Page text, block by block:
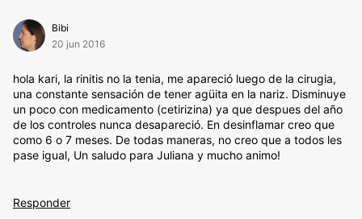
Bibi
20 jun 2016
hola kari, la rinitis no la tenia, me apareció luego de la cirugia,
una constante sensación de tener agüita en la nariz. Disminuye
un poco con medicamento (cetirizina) ya que despues del año
de los controles nunca desapareció. En desinflamar creo que
como 6 o 7 meses. De todas maneras, no creo que a todos les
pase igual, Un saludo para Juliana y mucho animo!
Responder